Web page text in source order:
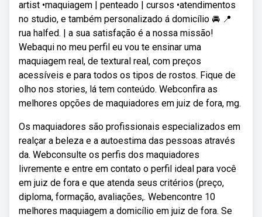
artist •maquiagem | penteado | cursos •atendimentos
no studio, e também personalizado á domicílio 🚘 📍
rua halfed. | a sua satisfação é a nossa missão!
Webaqui no meu perfil eu vou te ensinar uma
maquiagem real, de textural real, com preços
acessíveis e para todos os tipos de rostos. Fique de
olho nos stories, lá tem conteúdo. Webconfira as
melhores opções de maquiadores em juiz de fora, mg.
Os maquiadores são profissionais especializados em
realçar a beleza e a autoestima das pessoas através
da. Webconsulte os perfis dos maquiadores
livremente e entre em contato o perfil ideal para você
em juiz de fora e que atenda seus critérios (preço,
diploma, formação, avaliações,. Webencontre 10
melhores maquiagem a domicílio em juiz de fora. Se